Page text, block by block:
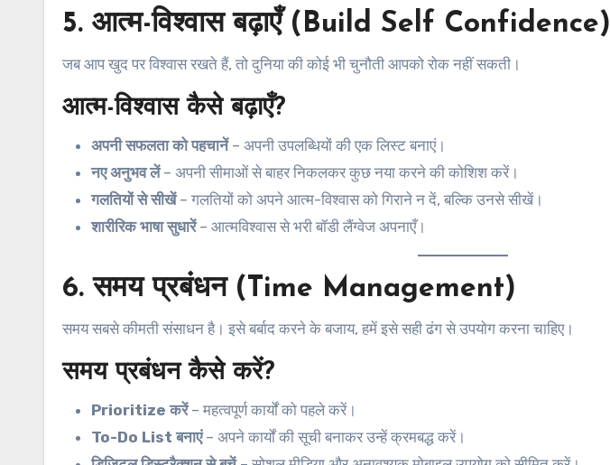
5. आत्म-विश्वास बढ़ाएँ (Build Self Confidence)
जब आप खुद पर विश्वास रखते हैं, तो दुनिया की कोई भी चुनौती आपको रोक नहीं सकती।
आत्म-विश्वास कैसे बढ़ाएँ?
अपनी सफलता को पहचानें– अपनी उपलब्धियों की एक लिस्ट बनाएं।
नए अनुभव लें– अपनी सीमाओं से बाहर निकलकर कुछ नया करने की कोशिश करें।
गलतियों से सीखें– गलतियों को अपने आत्म-विश्वास को गिराने न दें, बल्कि उनसे सीखें।
शारीरिक भाषा सुधारें– आत्मविश्वास से भरी बॉडी लैंग्वेज अपनाएँ।
6. समय प्रबंधन (Time Management)
समय सबसे कीमती संसाधन है। इसे बर्बाद करने के बजाय, हमें इसे सही ढंग से उपयोग करना चाहिए।
समय प्रबंधन कैसे करें?
Prioritize करें– महत्वपूर्ण कार्यों को पहले करें।
To-Do List बनाएं– अपने कार्यों की सूची बनाकर उन्हें क्रमबद्ध करें।